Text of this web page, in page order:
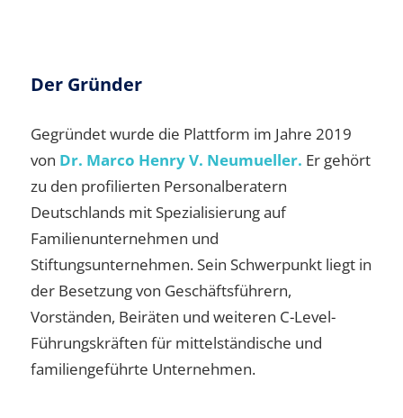
Der Gründer
Gegründet wurde die Plattform im Jahre 2019
von Dr. Marco Henry V. Neumueller. Er gehört
zu den profilierten Personalberatern
Deutschlands mit Spezialisierung auf
Familienunternehmen und
Stiftungsunternehmen. Sein Schwerpunkt liegt in
der Besetzung von Geschäftsführern,
Vorständen, Beiräten und weiteren C-Level-
Führungskräften für mittelständische und
familiengeführte Unternehmen.